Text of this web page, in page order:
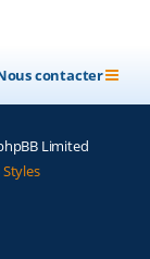
contacter
Limited